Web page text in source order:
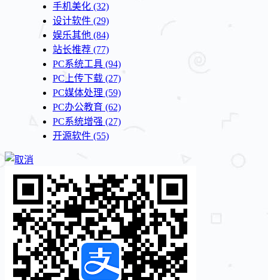
手机美化 (32)
设计软件 (29)
娱乐其他 (84)
站长推荐 (77)
PC系统工具 (94)
PC上传下载 (27)
PC媒体处理 (59)
PC办公教育 (62)
PC系统增强 (27)
开源软件 (55)